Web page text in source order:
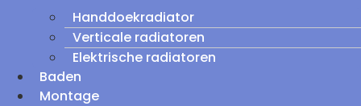
Handdoekradiator
Verticale radiatoren
Elektrische radiatoren
Baden
Montage